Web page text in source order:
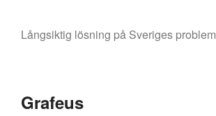
Långsiktig lösning på Sveriges problem
Grafeus